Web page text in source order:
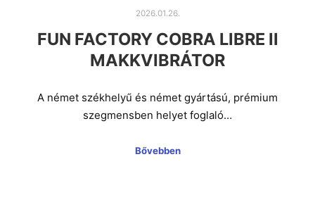
2026.01.26.
FUN FACTORY COBRA LIBRE II
MAKKVIBRÁTOR
A német székhelyű és német gyártású, prémium
szegmensben helyet foglaló…
Bővebben